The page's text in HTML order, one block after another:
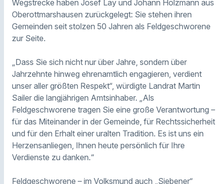
Wegstrecke haben Josef Lay und Johann Holzmann aus
Oberottmarshausen zurückgelegt: Sie stehen ihren
Gemeinden seit stolzen 50 Jahren als Feldgeschworene
zur Seite.
„Dass Sie sich nicht nur über Jahre, sondern über
Jahrzehnte hinweg ehrenamtlich engagieren, verdient
unser aller größten Respekt“, würdigte Landrat Martin
Sailer die langjährigen Amtsinhaber. „Als
Feldgeschworene tragen Sie eine große Verantwortung –
für das Miteinander in der Gemeinde, für Rechtssicherheit
und für den Erhalt einer uralten Tradition. Es ist uns ein
Herzensanliegen, Ihnen heute persönlich für Ihre
Verdienste zu danken.“
Feldgeschworene – im Volksmund auch „Siebener“